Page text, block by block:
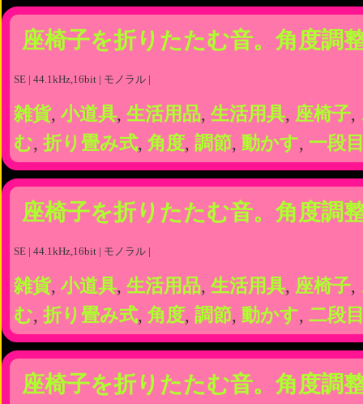
座椅子を折りたたむ音。角度調
SE | 44.1kHz,16bit | モノラル |
雑貨, 小道具, 生活用品, 生活用具, 座椅子,
む, 折り畳み式, 角度, 調節, 動かす, 一段
座椅子を折りたたむ音。角度調
SE | 44.1kHz,16bit | モノラル |
雑貨, 小道具, 生活用品, 生活用具, 座椅子,
む, 折り畳み式, 角度, 調節, 動かす, 二段
座椅子を折りたたむ音。角度調